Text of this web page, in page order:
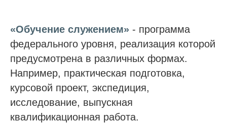
«Обучение служением» - программа
федерального уровня, реализация которой
предусмотрена в различных формах.
Например, практическая подготовка,
курсовой проект, экспедиция,
исследование, выпускная
квалификационная работа.